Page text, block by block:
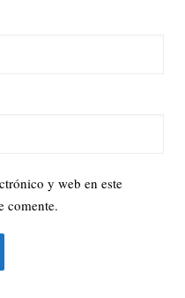
y web en este
comente.